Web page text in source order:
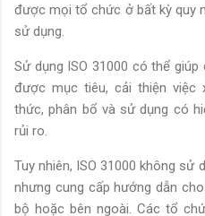
được mọi tổ chức ở bất kỳ quy
sử dụng.
Sử dụng ISO 31000 có thể
được mục tiêu, cải thiện việc
thức, phân bổ và sử dụng có
rủi ro.
Tuy nhiên, ISO 31000 không sử
nhưng cung cấp hướng dẫn
bộ hoặc bên ngoài. Các tổ